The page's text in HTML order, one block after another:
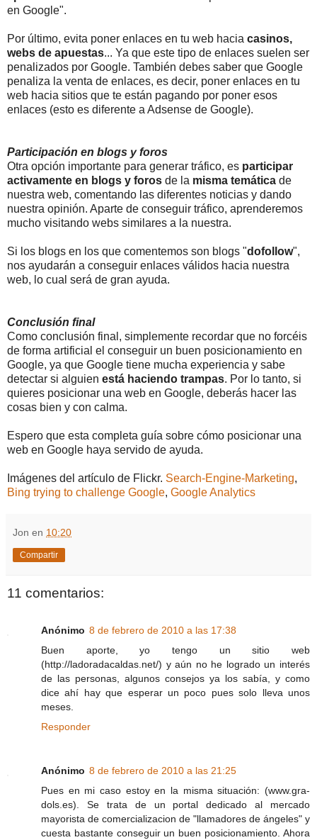
en Google".
Por último, evita poner enlaces en tu web hacia casinos,
webs de apuestas... Ya que este tipo de enlaces suelen ser
penalizados por Google. También debes saber que Google
penaliza la venta de enlaces, es decir, poner enlaces en tu
web hacia sitios que te están pagando por poner esos
enlaces (esto es diferente a Adsense de Google).
Participación en blogs y foros
Otra opción importante para generar tráfico, es participar
activamente en blogs y foros de la misma temática de
nuestra web, comentando las diferentes noticias y dando
nuestra opinión. Aparte de conseguir tráfico, aprenderemos
mucho visitando webs similares a la nuestra.
Si los blogs en los que comentemos son blogs "dofollow",
nos ayudarán a conseguir enlaces válidos hacia nuestra
web, lo cual será de gran ayuda.
Conclusión final
Como conclusión final, simplemente recordar que no forcéis
de forma artificial el conseguir un buen posicionamiento en
Google, ya que Google tiene mucha experiencia y sabe
detectar si alguien está haciendo trampas. Por lo tanto, si
quieres posicionar una web en Google, deberás hacer las
cosas bien y con calma.
Espero que esta completa guía sobre cómo posicionar una
web en Google haya servido de ayuda.
Imágenes del artículo de Flickr. Search-Engine-Marketing,
Bing trying to challenge Google, Google Analytics
Jon en 10:20
Compartir
11 comentarios:
Anónimo 8 de febrero de 2010 a las 17:38
Buen aporte, yo tengo un sitio web
(http://ladoradacaldas.net/) y aún no he logrado un interés
de las personas, algunos consejos ya los sabía, y como
dice ahí hay que esperar un poco pues solo lleva unos
meses.
Responder
Anónimo 8 de febrero de 2010 a las 21:25
Pues en mi caso estoy en la misma situación: (www.gra-
dols.es). Se trata de un portal dedicado al mercado
mayorista de comercializacion de "llamadores de ángeles" y
cuesta bastante conseguir un buen posicionamiento. Ahora